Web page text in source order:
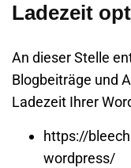
Ladezeit
An dieser Stelle
Blogbeiträge und
Ladezeit Ihrer
https://
wordpress/